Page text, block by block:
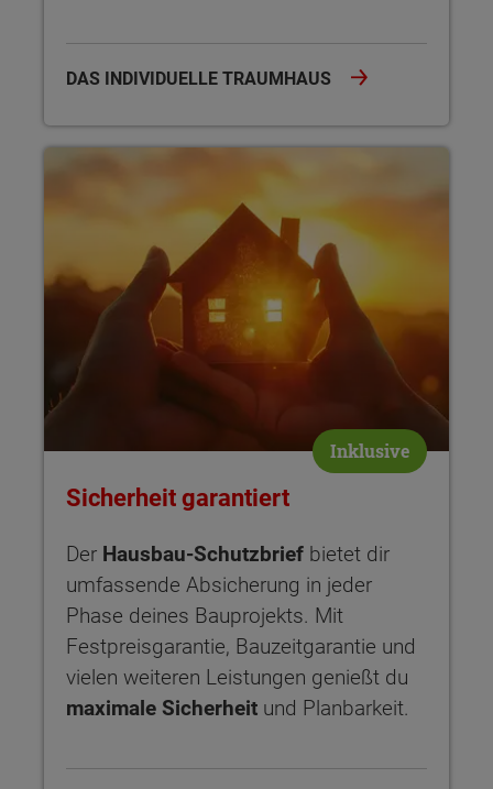
DAS INDIVIDUELLE TRAUMHAUS
Sicherheit garantiert Der Hausbau-Schutzbrief bietet dir
Inklusive
Sicherheit garantiert
Der Hausbau-Schutzbrief bietet dir
umfassende Absicherung in jeder
Phase deines Bauprojekts. Mit
Festpreisgarantie, Bauzeitgarantie und
vielen weiteren Leistungen genießt du
maximale Sicherheit und Planbarkeit.